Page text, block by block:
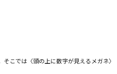
こでは〈頭の上に数字が見えるメガネ〉